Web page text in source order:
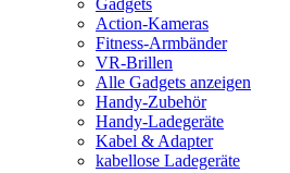
Gadgets
Action-Kameras
Fitness-Armbänder
VR-Brillen
Alle Gadgets anzeigen
Handy-Zubehör
Handy-Ladegeräte
Kabel & Adapter
kabellose Ladegeräte